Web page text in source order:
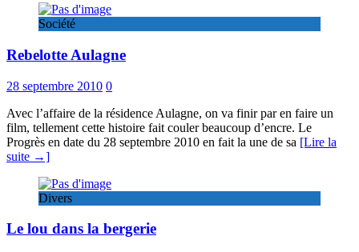
Société
Rebelotte Aulagne
28 septembre 2010 0
Avec l’affaire de la résidence Aulagne, on va finir par en faire un
film, tellement cette histoire fait couler beaucoup d’encre. Le
Progrès en date du 28 septembre 2010 en fait la une de sa [Lire la
suite →]
Divers
Le lou dans la bergerie